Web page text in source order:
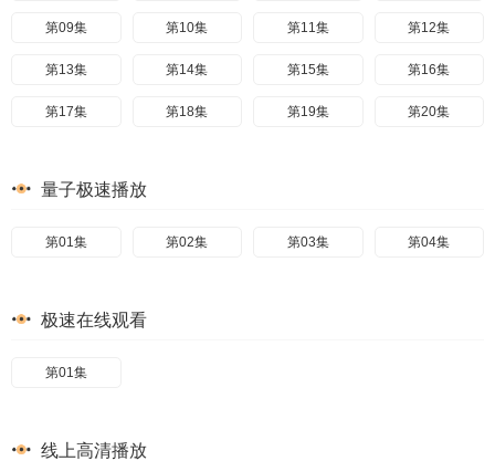
第09集 第10集 第11集 第12集
第13集 第14集 第15集 第16集
第17集 第18集 第19集 第20集
量子极速播放
第01集 第02集 第03集 第04集
极速在线观看
第01集
线上高清播放